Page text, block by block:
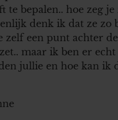
te bepalen.. hoe zeg je
denk ik dat ze zo
zelf een punt achter de
maar ik ben er echt
jullie en hoe kan ik